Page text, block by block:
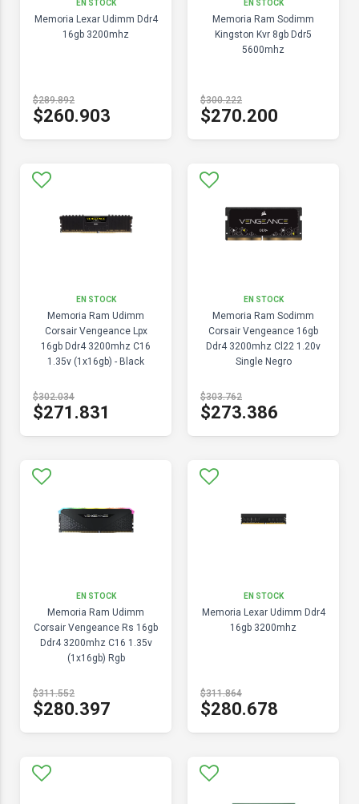
EN STOCK
Memoria Lexar Udimm Ddr4
16gb 3200mhz
$289.892
$260.903
EN STOCK
Memoria Ram Sodimm
Kingston Kvr 8gb Ddr5
5600mhz
$300.222
$270.200
EN STOCK
Memoria Ram Udimm
Corsair Vengeance Lpx
16gb Ddr4 3200mhz C16
1.35v (1x16gb) - Black
$302.034
$271.831
EN STOCK
Memoria Ram Sodimm
Corsair Vengeance 16gb
Ddr4 3200mhz Cl22 1.20v
Single Negro
$303.762
$273.386
EN STOCK
Memoria Ram Udimm
Corsair Vengeance Rs 16gb
Ddr4 3200mhz C16 1.35v
(1x16gb) Rgb
$311.552
$280.397
EN STOCK
Memoria Lexar Udimm Ddr4
16gb 3200mhz
$311.864
$280.678